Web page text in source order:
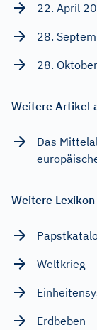
22. April
28.
28.
Weitere Artikel
Das
Weitere
Weltkrieg
Erdbeben